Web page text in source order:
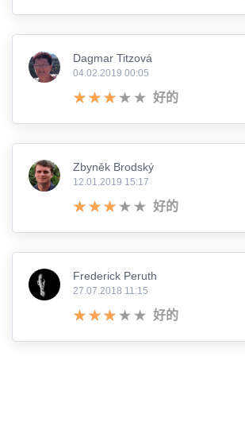
Dagmar Titzová
04.02.2019 00:05
好的
Zbyněk Brodský
12.01.2019 15:17
好的
Frederick Peruth
27.07.2018 11:15
好的